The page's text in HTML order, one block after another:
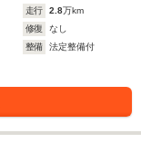
走行 2.8万km
修復
なし
整備
法定整備付